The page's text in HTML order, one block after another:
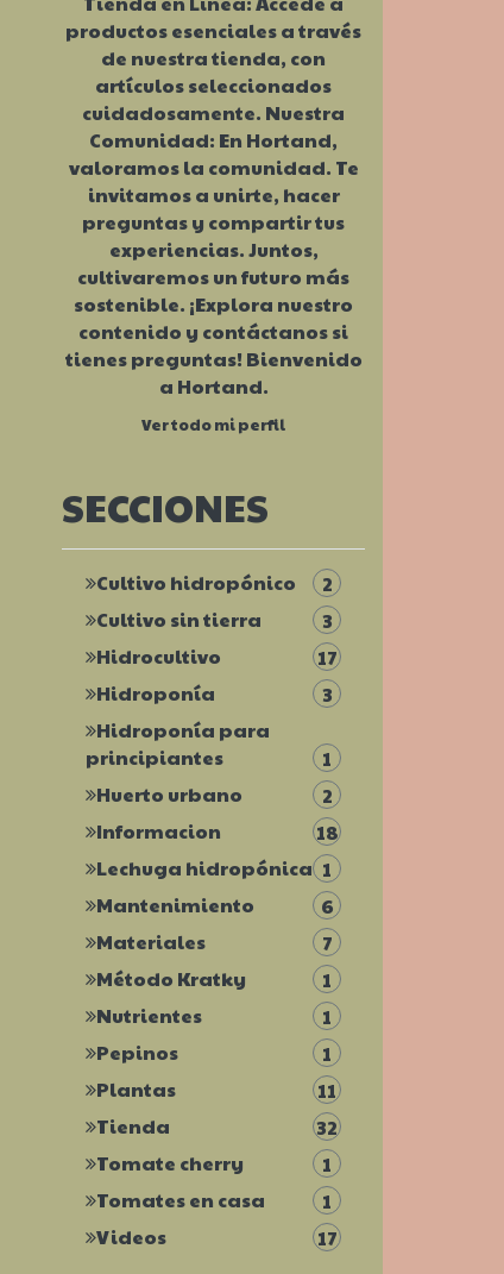
productos esenciales a través
de nuestra tienda, con
artículos seleccionados
cuidadosamente. Nuestra
Comunidad: En Hortand,
valoramos la comunidad. Te
invitamos a unirte, hacer
preguntas y compartir tus
experiencias. Juntos,
cultivaremos un futuro más
sostenible. ¡Explora nuestro
contenido y contáctanos si
tienes preguntas! Bienvenido
a Hortand.
Ver todo mi perfil
SECCIONES
Cultivo hidropónico
2
Cultivo sin tierra
3
Hidrocultivo
17
Hidroponía
3
Hidroponía para
principiantes
1
Huerto urbano
2
Informacion
18
Lechuga hidropónica 1
Mantenimiento
6
Materiales
7
Método Kratky
1
Nutrientes
1
Pepinos
1
Plantas
11
Tienda
32
Tomate cherry
1
Tomates en casa
1
Videos
17